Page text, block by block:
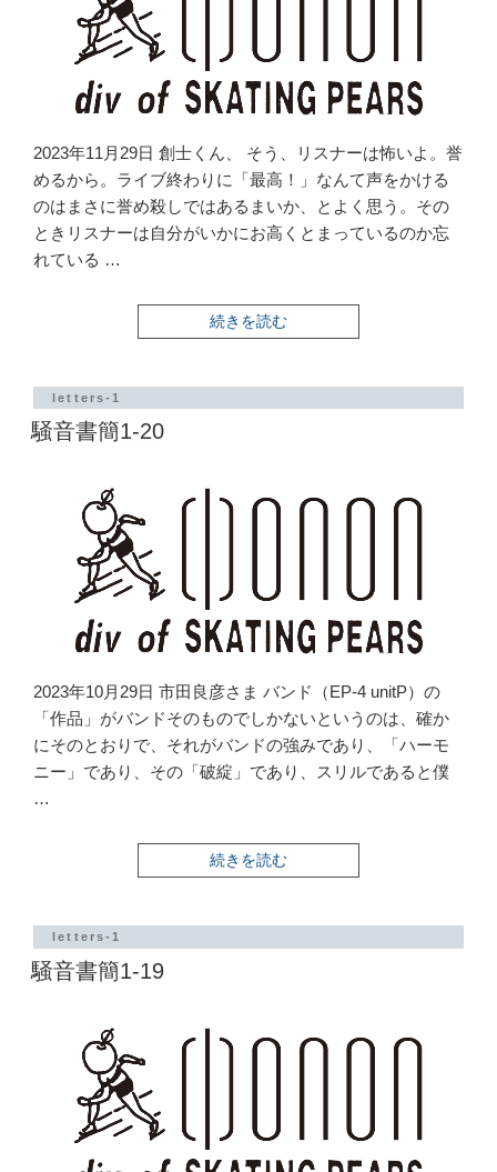
2023年11月29日 創士くん、 そう、リスナーは怖いよ。誉
めるから。ライブ終わりに「最高！」なんて声をかける
のはまさに誉め殺しではあるまいか、とよく思う。その
ときリスナーは自分がいかにお高くとまっているのか忘
れている …
“騒
音
21”
続きを読む
letters-1
騒音書簡1-20
2023年10月29日 市田良彦さま バンド（EP-4 unitP）の
「作品」がバンドそのものでしかないというのは、確か
にそのとおりで、それがバンドの強みであり、「ハーモ
ニー」であり、その「破綻」であり、スリルであると僕
…
“騒
音
20”
続きを読む
letters-1
騒音書簡1-19